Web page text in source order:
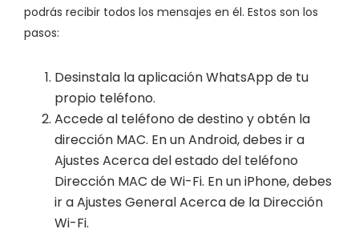
podrás recibir todos los mensajes en él. Estos son los
pasos:
Desinstala la aplicación WhatsApp de tu
propio teléfono.
Accede al teléfono de destino y obtén la
dirección MAC. En un Android, debes ir a
Ajustes Acerca del estado del teléfono
Dirección MAC de Wi-Fi. En un iPhone, debes
ir a Ajustes General Acerca de la Dirección
Wi-Fi.